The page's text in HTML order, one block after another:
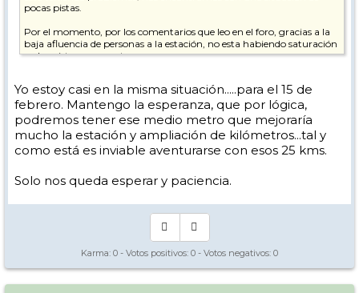
pocas pistas.
Por el momento, por los comentarios que leo en el foro, gracias a la
baja afluencia de personas a la estación, no esta habiendo saturación
en las pistas o remontes.
podría cancelar) para finales de febrero, concretamente esquiando 28
febrero y 1, 2 y 3 de marzo. Estas fechas coinciden con el puente de
Andalucía, con lo que la estación suele tener una mayor afluencia.
Si la estación estuviera a tope de nieve con practicamente la
totalidad abierta no me preocuparía, pero si se mantiene así, si que
veo posible problema de saturación en pistas y remontes.
Yo pienso que de aquí a un mes debería caer nieve y dejar la estación
disfrutona.
Sabiendo y siendo consciente que con tanto tiempo vista los modelos
posibilidades de nevadas que mejoren sustancialmente la estación.
Se que es como pedir a la bruja Lola que se manifieste, pero bueno,
algo de pronósticos a un medio plazo lo agradecería.
Yo estoy casi en la misma situación.....para el 15 de
febrero. Mantengo la esperanza, que por lógica,
podremos tener ese medio metro que mejoraría
mucho la estación y ampliación de kilómetros...tal y
como está es inviable aventurarse con esos 25 kms.
Solo nos queda esperar y paciencia.
Karma: 0 - Votos positivos: 0 - Votos negativos: 0